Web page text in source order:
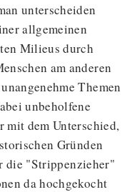
unterscheiden
allgemeinen
Milieus durch
am anderen
Themen
unbeholfene
mit dem Unterschied,
Gründen
die "Strippenzieher"
da hochgekocht